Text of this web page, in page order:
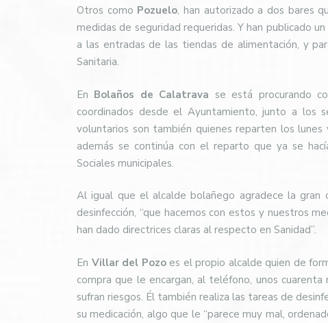
Otros como Pozuelo, han autorizado a dos bares
medidas de seguridad requeridas. Y han publicado
a las entradas de las tiendas de alimentación, y
Sanitaria.
En Bolaños de Calatrava se está procurando
coordinados desde el Ayuntamiento, junto a los
voluntarios son también quienes reparten los
además se continúa con el reparto que ya se
Sociales municipales.
Al igual que el alcalde bolañego agradece la gran
desinfección, “que hacemos con estos y nuestros
han dado directrices claras al respecto en Sanidad”.
En Villar del Pozo es el propio alcalde quien de
compra que le encargan, al teléfono, unos
sufran riesgos. Él también realiza las tareas de
su medicación, algo que le “parece muy mal,